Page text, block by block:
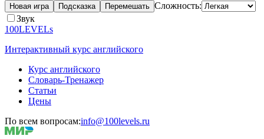
Новая игра Подсказка Перемешать Сложность:
Звук
100LEVELs
Интерактивный курс английского
Курс английского
Словарь-Тренажер
Статьи
Цены
По всем вопросам:info@100levels.ru